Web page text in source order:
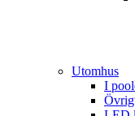
Utomhus
I